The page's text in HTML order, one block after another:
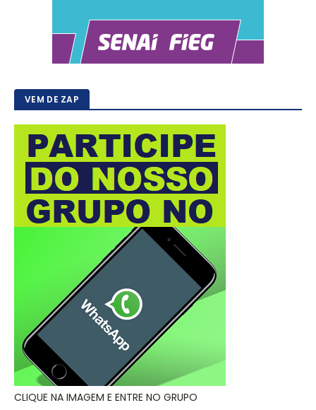
VEM DE ZAP
CLIQUE NA IMAGEM E ENTRE NO GRUPO